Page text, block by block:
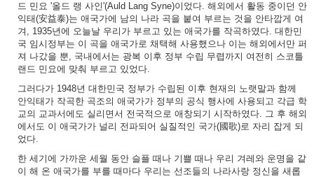
드 민요 '올드 랭 사인'(Auld Lang Syne)이었다. 해외에서 활동 중이던 안
익태(安益泰)는 애국가에 남의 나라 곡을 붙여 부르는 것을 안타깝게 여
겨, 1935년에 오늘날 우리가 부르고 있는 애국가를 작곡하였다. 대한민
국 임시정부는 이 곡을 애국가로 채택해 사용했으나 이는 해외에서만 퍼
져 나갔을 뿐, 국내에서는 광복 이후 정부 수립 무렵까지 여전히 스코틀
랜드 민요에 맞춰 부르고 있었다.
그러다가 1948년 대한민국 정부가 수립된 이후 현재의 노랫말과 함께
안익태가 작곡한 곡조의 애국가가 정부의 공식 행사에 사용되고 각급 학
교의 교과서에도 실리면서 전국적으로 애창되기 시작하였다. 그 후 해외
에서도 이 애국가가 널리 전파되어 실질적인 국가(國歌)로 자리 잡게 되
었다.
한 세기에 가까운 세월 동안 슬플 때나 기쁠 때나 우리 겨레와 운명을 같
이 해 온 애국가를 부를 때마다 우리는 선조들의 나라사랑 정신을 새롭